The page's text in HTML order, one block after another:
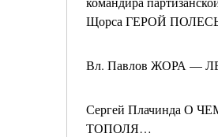
Щорса ГЕРОЙ
Вл. Павлов ЖОРА —
Сергей Плачинда О
ТОПОЛЯ…